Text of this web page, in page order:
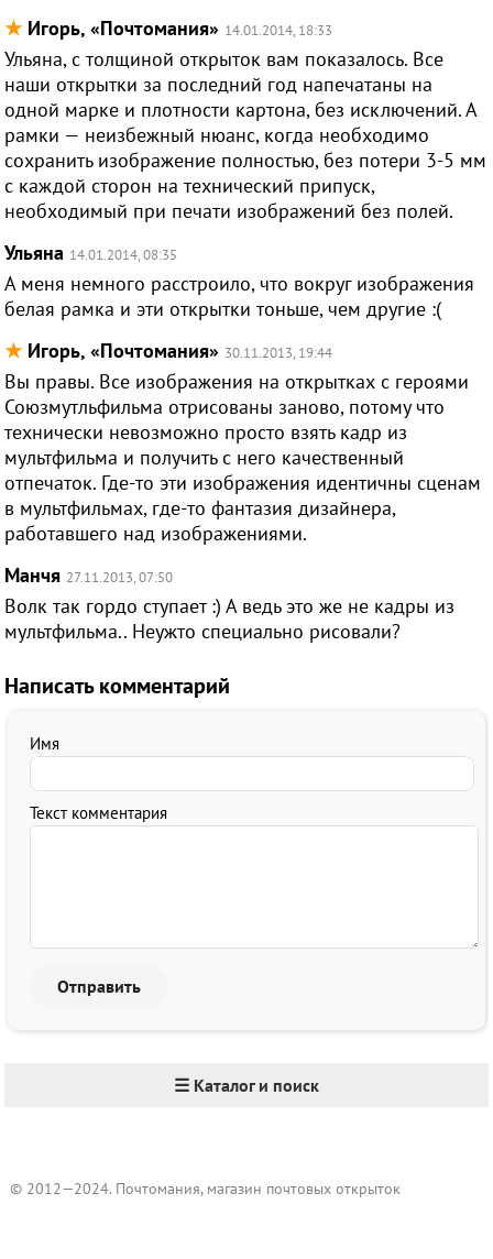
★ Игорь, «Почтомания» 14.01.2014, 18:33
Ульяна, с толщиной открыток вам показалось. Все
наши открытки за последний год напечатаны на
одной марке и плотности картона, без исключений. А
рамки — неизбежный нюанс, когда необходимо
сохранить изображение полностью, без потери 3-5 мм
с каждой сторон на технический припуск,
необходимый при печати изображений без полей.
Ульяна 14.01.2014, 08:35
А меня немного расстроило, что вокруг изображения
белая рамка и эти открытки тоньше, чем другие :(
★ Игорь, «Почтомания» 30.11.2013, 19:44
Вы правы. Все изображения на открытках с героями
Союзмутльфильма отрисованы заново, потому что
технически невозможно просто взять кадр из
мультфильма и получить с него качественный
отпечаток. Где-то эти изображения идентичны сценам
в мультфильмах, где-то фантазия дизайнера,
работавшего над изображениями.
Манчя 27.11.2013, 07:50
Волк так гордо ступает :) А ведь это же не кадры из
мультфильма.. Неужто специально рисовали?
Написать комментарий
Имя
Текст комментария
☰ Каталог и поиск
© 2012—2024. Почтомания, магазин почтовых открыток